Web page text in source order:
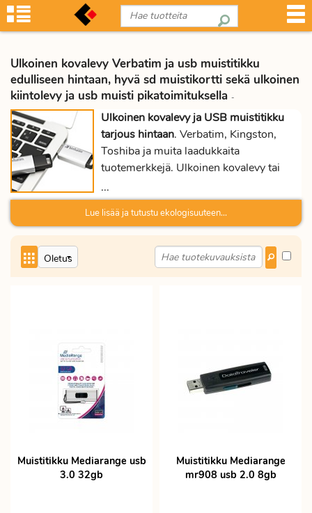
Ulkoinen kovalevy Verbatim ja usb muistitikku
edulliseen hintaan, hyvä sd muistikortti sekä ulkoinen
kiintolevy ja usb muisti pikatoimituksella -
Ulkoinen kovalevy ja USB muistitikku
tarjous hintaan. Verbatim, Kingston,
Toshiba ja muita laadukkaita
tuotemerkkejä. Ulkoinen kovalevy tai
joka on helppo kuljettaa mukana.
Ulkoiset kiintolevyt 2,5" tai 3,5"
tallentamisen.Ulkoinen kovalevy toimii
luotettavastija nopeasti USB 3.0 väylän
Muistitikku eli USB muisti on näppärä
tallennusväline isoillekin tiedostoille.
USB
muistitikku on turvallinen käyttää
koska se voidaan suojata salasanalla.
USB-muistitikkuja löytyy 4BG, 8GB,
muistitikut sopivat myös
...
Lue lisää ja tutustu ekologisuuteen...
Muistitikku Mediarange usb
3.0 32gb
Muistitikku Mediarange
mr908 usb 2.0 8gb